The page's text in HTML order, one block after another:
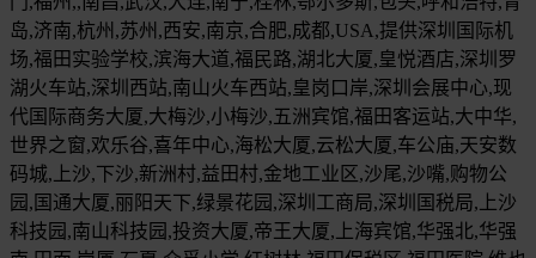
岛,济南,杭州,苏州,西安,南京,合肥,成都,USA,提供深圳国际机
场,福田实验学校,滨海大道,福民路,湖北大厦,皇悦酒店,深圳罗
湖火车站,深圳西站,南山火车西站,皇岗口岸,深圳会展中心,现
代国际商务大厦,大梅沙,小梅沙,五洲宾馆,福田客运站,大中华,
世界之窗,欢乐谷,喜年中心,海松大厦,云松大厦,车公庙,天安数
码城,上沙,下沙,新洲村,益田村,金地工业区,沙尾,沙嘴,购物公
园,国通大厦,丽阳天下,绿景花园,深圳工商局,深圳国税局,上沙
科技园,南山科技园,投资大厦,帝王大厦,上海宾馆,华强北,华强